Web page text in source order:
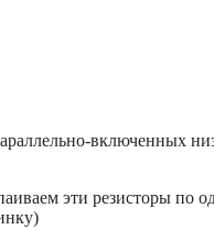
включенных
эти резисторы по